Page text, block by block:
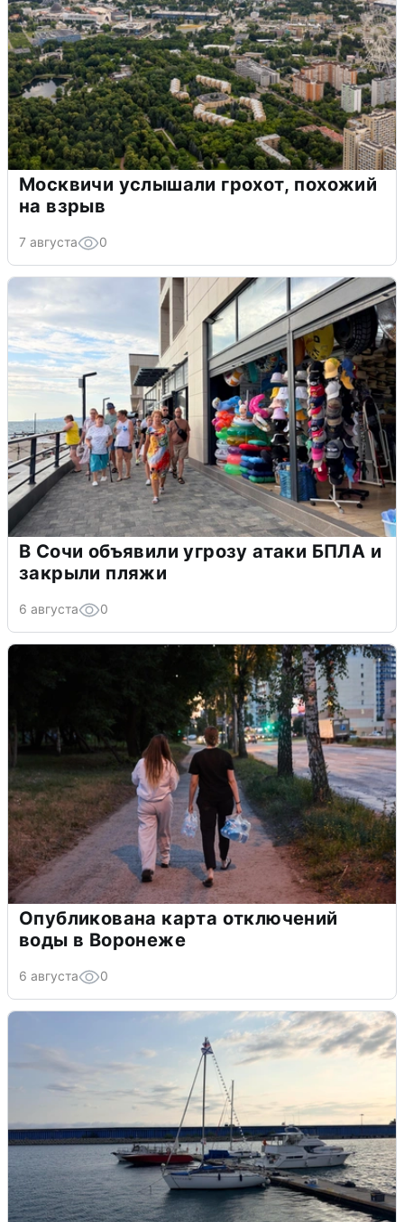
Москвичи услышали грохот, похожий
на взрыв
7 августа 0
В Сочи объявили угрозу атаки БПЛА и
закрыли пляжи
6 августа 0
Опубликована карта отключений
воды в Воронеже
6 августа 0